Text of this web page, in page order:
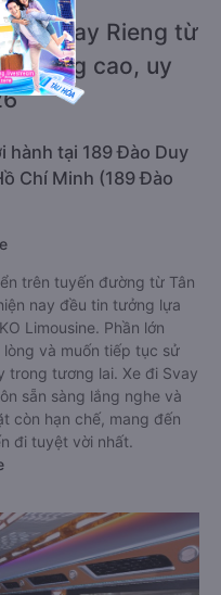
hơn.
đi Svay Rieng từ
lượng cao, uy
hành tại 189 Đào Duy
Chí Minh (189 Đào
trên tuyến đường từ Tân
nay đều tin tưởng lựa
Limousine. Phần lớn
và muốn tiếp tục sử
trong tương lai. Xe đi Svay
sẵn sàng lắng nghe và
còn hạn chế, mang đến
đi tuyệt vời nhất.